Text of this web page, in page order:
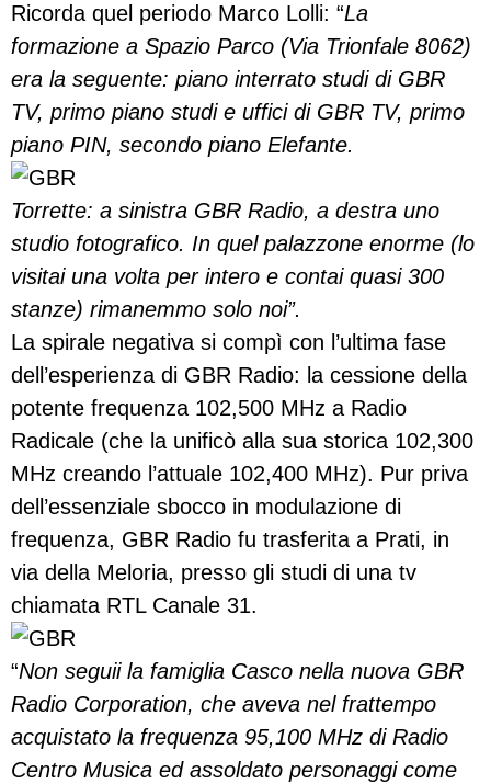
Ricorda quel periodo Marco Lolli: “La
formazione a Spazio Parco (Via Trionfale 8062)
era la seguente: piano interrato studi di GBR
TV, primo piano studi e uffici di GBR TV, primo
piano PIN, secondo piano Elefante.
Torrette: a sinistra GBR Radio, a destra uno
studio fotografico. In quel palazzone enorme (lo
visitai una volta per intero e contai quasi 300
stanze) rimanemmo solo noi”.
La spirale negativa si compì con l’ultima fase
dell’esperienza di GBR Radio: la cessione della
potente frequenza 102,500 MHz a Radio
Radicale (che la unificò alla sua storica 102,300
MHz creando l’attuale 102,400 MHz). Pur priva
dell’essenziale sbocco in modulazione di
frequenza, GBR Radio fu trasferita a Prati, in
via della Meloria, presso gli studi di una tv
chiamata RTL Canale 31.
“Non seguii la famiglia Casco nella nuova GBR
Radio Corporation, che aveva nel frattempo
acquistato la frequenza 95,100 MHz di Radio
Centro Musica ed assoldato personaggi come